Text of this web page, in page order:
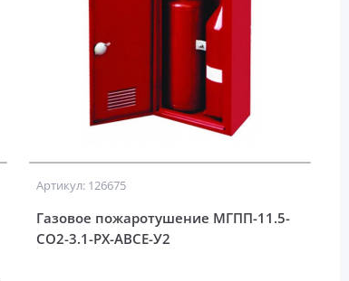
Артикул: 126675
Газовое пожаротушение МГПП-11.5-
СО2-3.1-РХ-АВСЕ-У2